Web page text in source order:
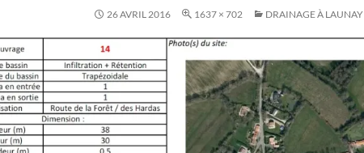
26 AVRIL 2016 1637 × 702 DRAINAGE À LAUNAY